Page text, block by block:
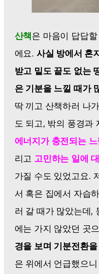
산책은 마음이 답답
에요. 사실 방에서 혼
받고 밑도 끝도 없는
은 기분을 느낄 때가
딱 끼고 산책하러 나
도 되고, 밖의 풍경과
에너지가 충전되는 느
리고 고민하는 일에
가질 수도 있었고요.
서 혹은 집에서 자습
러 갈 때가 많았는데,
에는 가지 않았던 곳
경을 보며 기분전환
은 위에서 언급했으